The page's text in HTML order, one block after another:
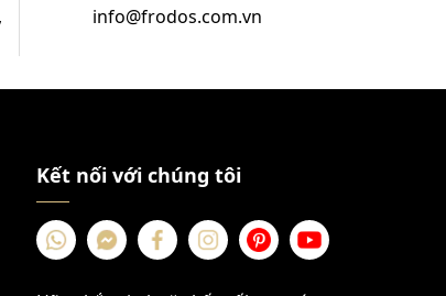
info@frodos.com.vn
Kết nối với chúng tôi